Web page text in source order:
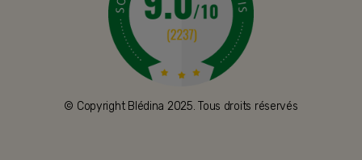
© Copyright Blédina 2025. Tous droits réservés